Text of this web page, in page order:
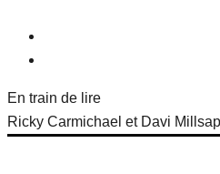
En train de lire
Ricky Carmichael et Davi